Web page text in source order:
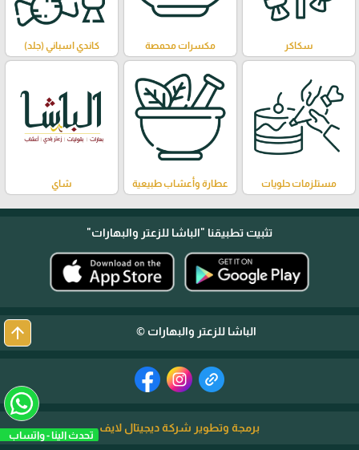
تحدث الينا - واتساب
سكاكر مكسرات محمصة كاندي اسباني (جلد)
مستلزمات حلويات عطارة وأعشاب طبيعية شاي
تثبيت تطبيقنا "الباشا للزعتر والبهارات"
الباشا للزعتر والبهارات © arrow_upward
برمجة وتطوير شركة ديجيتال لايف